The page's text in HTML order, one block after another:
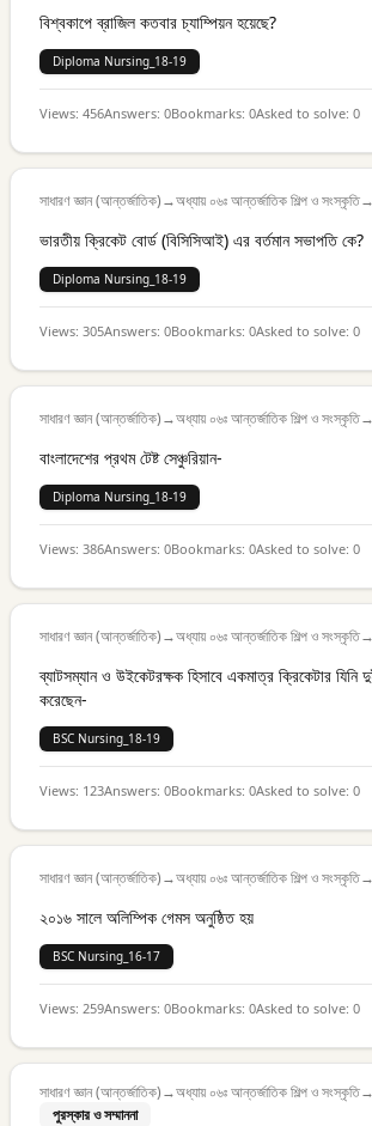
বিশ্বকাপে ব্রাজিল কতবার চ্যাম্পিয়ন হয়েছে?
Diploma Nursing_18-19
Views: 456Answers: 0Bookmarks: 0Asked to solve: 0
সাধারণ জ্ঞান (আন্তর্জাতিক)→অধ্যায় ০৬ঃ আন্তর্জাতিক শিল্প ও সংস্কৃতি→
ভারতীয় ক্রিকেট বোর্ড (বিসিসিআই) এর বর্তমান সভাপতি কে?
Diploma Nursing_18-19
Views: 305Answers: 0Bookmarks: 0Asked to solve: 0
সাধারণ জ্ঞান (আন্তর্জাতিক)→অধ্যায় ০৬ঃ আন্তর্জাতিক শিল্প ও সংস্কৃতি→
বাংলাদেশের প্রথম টেষ্ট সেঞ্চুরিয়ান-
Diploma Nursing_18-19
Views: 386Answers: 0Bookmarks: 0Asked to solve: 0
সাধারণ জ্ঞান (আন্তর্জাতিক)→অধ্যায় ০৬ঃ আন্তর্জাতিক শিল্প ও সংস্কৃতি→
ব্যাটসম্যান ও উইকেটরক্ষক হিসাবে একমাত্র ক্রিকেটার যিনি
করেছেন-
BSC Nursing_18-19
Views: 123Answers: 0Bookmarks: 0Asked to solve: 0
সাধারণ জ্ঞান (আন্তর্জাতিক)→অধ্যায় ০৬ঃ আন্তর্জাতিক শিল্প ও সংস্কৃতি→
২০১৬ সালে অলিম্পিক গেমস অনুষ্ঠিত হয়
BSC Nursing_16-17
Views: 259Answers: 0Bookmarks: 0Asked to solve: 0
সাধারণ জ্ঞান (আন্তর্জাতিক)→অধ্যায় ০৬ঃ আন্তর্জাতিক শিল্প ও সংস্কৃতি→
পুরস্কার ও সম্মাননা